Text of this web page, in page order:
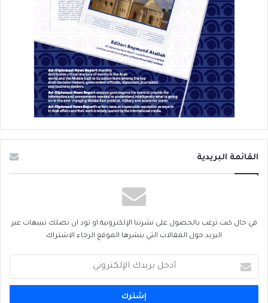
القائمة البريدية
في حال كنت ترغب بالحصول على نشرتنا الإلكترونية او تود ان تصلك تنبيهات عبر
البريد حول المقالات التي ينشرها الموقع الرجاء الاشتراك
بريدك
الإلكتروني